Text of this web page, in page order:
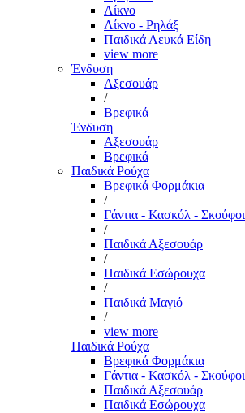
Λίκνο
Λίκνο - Ρηλάξ
Παιδικά Λευκά Είδη
view more
Ένδυση
Αξεσουάρ
/
Βρεφικά
Ένδυση
Αξεσουάρ
Βρεφικά
Παιδικά Ρούχα
Βρεφικά Φορμάκια
/
Γάντια - Κασκόλ - Σκούφοι
/
Παιδικά Αξεσουάρ
/
Παιδικά Εσώρουχα
/
Παιδικά Μαγιό
/
view more
Παιδικά Ρούχα
Βρεφικά Φορμάκια
Γάντια - Κασκόλ - Σκούφοι
Παιδικά Αξεσουάρ
Παιδικά Εσώρουχα